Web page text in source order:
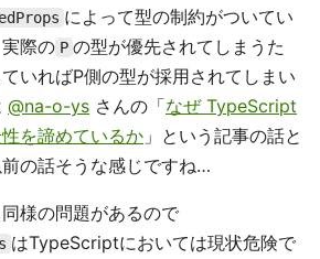
によって型の制約がついてい
際の P の型が優先されてしまうた
いればP側の型が採用されてしまい
@na-o-ys さんの「なぜ TypeScript
を諦めているか 」という記事の話と
の話そうな感じですね…
同様の問題があるので
はTypeScriptにおいては現状危険で